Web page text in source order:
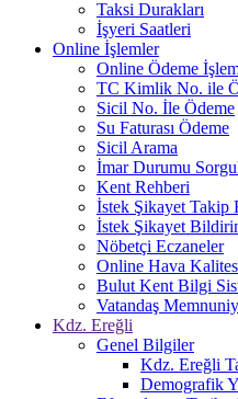
Taksi Durakları
İşyeri Saatleri
Online İşlemler
Online Ödeme
TC Kimlik No. ile
Sicil No. İle Ödeme
Su Faturası Ödeme
Sicil Arama
İmar Durumu
Kent Rehberi
İstek Şikayet Takip
İstek Şikayet
Nöbetçi Eczaneler
Online Hava
Bulut Kent Bilgi
Vatandaş
Kdz. Ereğli
Genel Bilgiler
Kdz. Ereğli
Demografik